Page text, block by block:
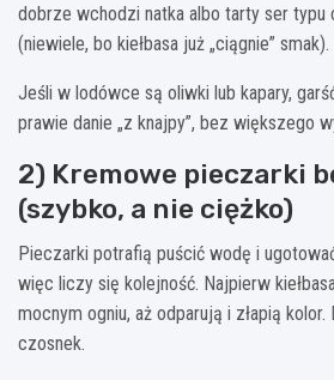
dobrze wchodzi natka albo tarty ser typu
(niewiele, bo kiełbasa już „ciągnie” smak).
Jeśli w lodówce są oliwki lub kapary,
prawie danie „z knajpy”, bez większego
2) Kremowe pieczarki
(szybko, a nie ciężko)
Pieczarki potrafią puścić wodę i
więc liczy się kolejność. Najpierw
mocnym ogniu, aż odparują i złapią
czosnek.